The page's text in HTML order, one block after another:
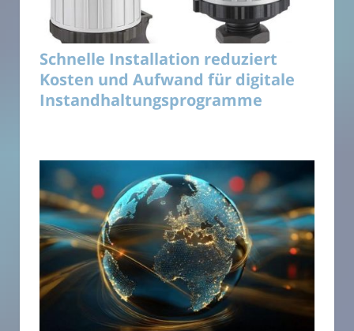
Schnelle Installation reduziert
Kosten und Aufwand für digitale
Instandhaltungsprogramme